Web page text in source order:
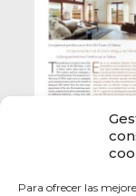
Para ofrecer las